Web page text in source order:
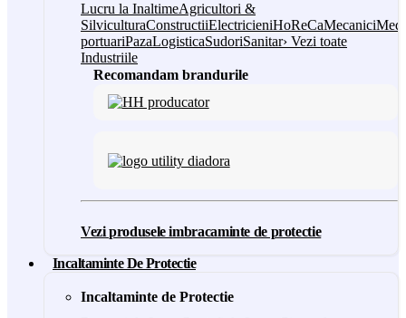
Lucru la InaltimeAgricultori &
SilviculturaConstructiiElectricieniHoReCaMecanici
portuariPazaLogisticaSudoriSanitar› Vezi toate
Industriile
Recomandam brandurile
Vezi produsele imbracaminte de protectie
Incaltaminte De Protectie
Incaltaminte de Protectie